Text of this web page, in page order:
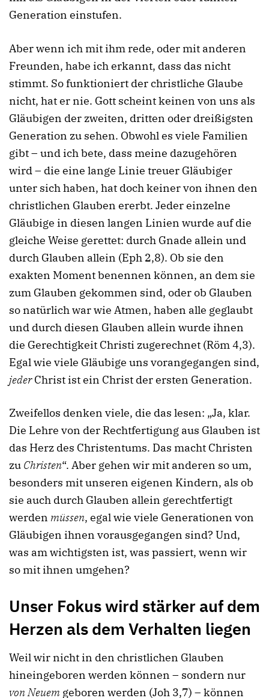
Generation einstufen.
Aber wenn ich mit ihm rede, oder mit anderen
Freunden, habe ich erkannt, dass das nicht
stimmt. So funktioniert der christliche Glaube
nicht, hat er nie. Gott scheint keinen von uns als
Gläubigen der zweiten, dritten oder dreißigsten
Generation zu sehen. Obwohl es viele Familien
gibt – und ich bete, dass meine dazugehören
wird – die eine lange Linie treuer Gläubiger
unter sich haben, hat doch keiner von ihnen den
christlichen Glauben ererbt. Jeder einzelne
Gläubige in diesen langen Linien wurde auf die
gleiche Weise gerettet: durch Gnade allein und
durch Glauben allein (Eph 2,8). Ob sie den
exakten Moment benennen können, an dem sie
zum Glauben gekommen sind, oder ob Glauben
so natürlich war wie Atmen, haben alle geglaubt
und durch diesen Glauben allein wurde ihnen
die Gerechtigkeit Christi zugerechnet (Röm 4,3).
Egal wie viele Gläubige uns vorangegangen sind,
jederChrist ist ein Christ der ersten Generation.
Zweifellos denken viele, die das lesen: „Ja, klar.
Die Lehre von der Rechtfertigung aus Glauben ist
das Herz des Christentums. Das macht Christen
zu Christen“. Aber gehen wir mit anderen so um,
besonders mit unseren eigenen Kindern, als ob
sie auch durch Glauben allein gerechtfertigt
werden müssen, egal wie viele Generationen von
Gläubigen ihnen vorausgegangen sind? Und,
was am wichtigsten ist, was passiert, wenn wir
so mit ihnen umgehen?
Unser Fokus wird stärker auf dem
Herzen als dem Verhalten liegen
Weil wir nicht in den christlichen Glauben
hineingeboren werden können – sondern nur
von Neuem geboren werden (Joh 3,7) – können